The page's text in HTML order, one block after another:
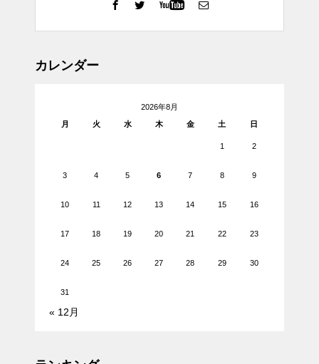
カレンダー
2026年8月
月
火 水 木 金 土 日
1 2
3 4 5 6 7 8 9
10 11 12 13 14 15 16
17 18 19 20 21 22 23
24 25 26 27 28 29 30
31
« 12月